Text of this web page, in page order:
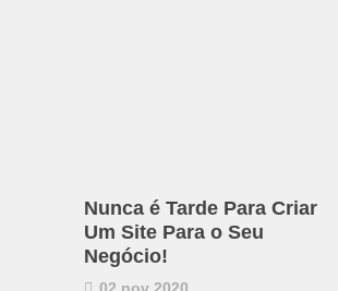
Nunca é Tarde Para Criar
Um Site Para o Seu
Negócio!